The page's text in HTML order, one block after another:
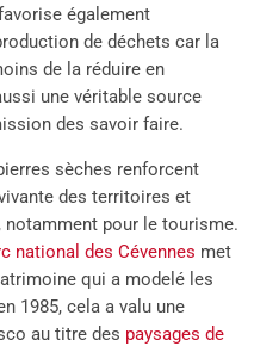
également
de déchets car la
de la réduire en
une véritable source
des savoir faire.
sèches renforcent
des territoires et
pour le tourisme.
national des Cévennes met
qui a modelé les
1985, cela a valu une
au titre des paysages de